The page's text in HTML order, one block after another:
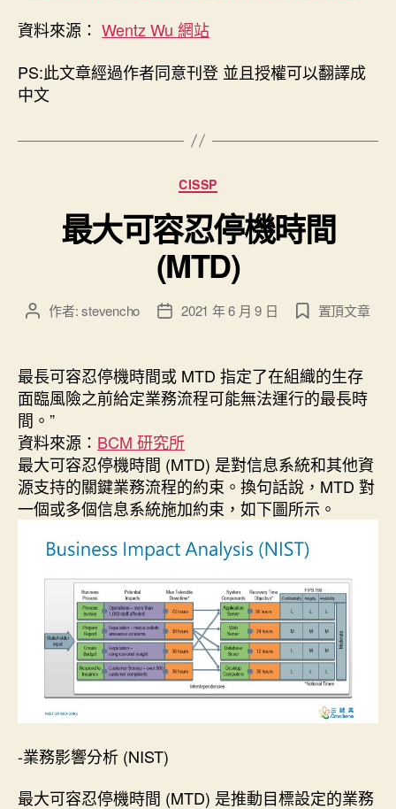
資料來源： Wentz Wu 網站
PS:此文章經過作者同意刊登 並且授權可以翻譯成
中文
分
類
CISSP
最大可容忍停機時間
(MTD)
文
者
作者:stevencho
文
佈
日
期
2021 年 6 月 9 日 置頂文章
最長可容忍停機時間或 MTD 指定了在組織的生存
面臨風險之前給定業務流程可能無法運行的最長時
間。”
資料來源： BCM 研究所
最大可容忍停機時間 (MTD) 是對信息系統和其他資
源支持的關鍵業務流程的約束。換句話說，MTD 對
一個或多個信息系統施加約束，如下圖所示。
-業務影響分析 (NIST)
最大可容忍停機時間 (MTD) 是推動目標設定的業務